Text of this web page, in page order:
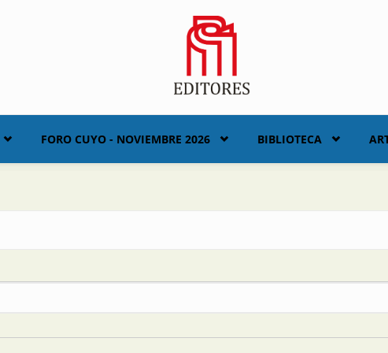
FORO CUYO - NOVIEMBRE 2026 BIBLIOTECA